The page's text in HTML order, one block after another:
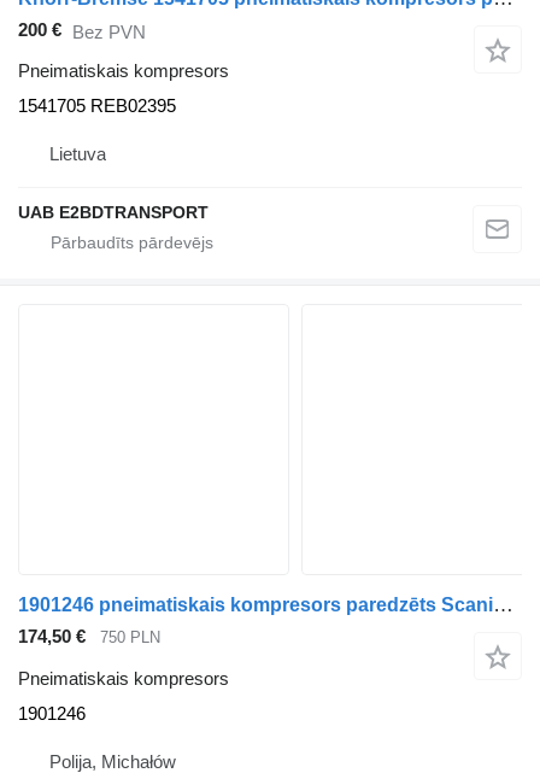
200 € Bez PVN
Pneimatiskais kompresors
1541705 REB02395
Lietuva
UAB E2BDTRANSPORT
1901246 pneimatiskais kompresors paredzēts Scania R P vilcēja
174,50 € 750 PLN
Pneimatiskais kompresors
1901246
Polija, Michałów